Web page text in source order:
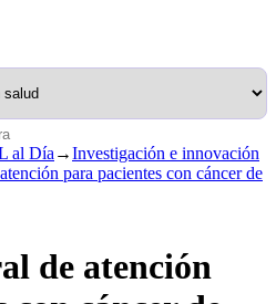
al Día →Investigación e innovación
para pacientes con cáncer de
de atención